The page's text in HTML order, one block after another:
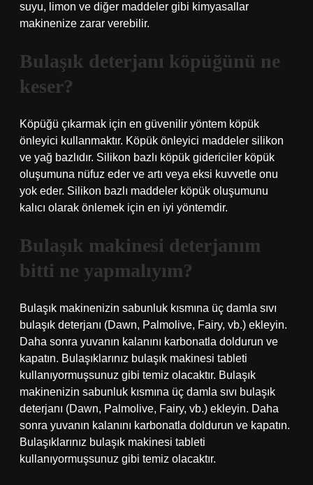
suyu, limon ve diğer maddeler gibi kimyasallar
makinenize zarar verebilir.
Bulaşık deterjanı köpüğünü ne
keser?
Köpüğü çıkarmak için en güvenilir yöntem köpük
önleyici kullanmaktır. Köpük önleyici maddeler silikon
ve yağ bazlıdır. Silikon bazlı köpük gidericiler köpük
oluşumuna nüfuz eder ve artı veya eksi kuvvetle onu
yok eder. Silikon bazlı maddeler köpük oluşumunu
kalıcı olarak önlemek için en iyi yöntemdir.
Bulaşık makinesi deterjanım
bitti ne yapmalıyım?
Bulaşık makinenizin sabunluk kısmına üç damla sıvı
bulaşık deterjanı (Dawn, Palmolive, Fairy, vb.) ekleyin.
Daha sonra yuvanın kalanını karbonatla doldurun ve
kapatın. Bulaşıklarınız bulaşık makinesi tableti
kullanıyormuşsunuz gibi temiz olacaktır. Bulaşık
makinenizin sabunluk kısmına üç damla sıvı bulaşık
deterjanı (Dawn, Palmolive, Fairy, vb.) ekleyin. Daha
sonra yuvanın kalanını karbonatla doldurun ve kapatın.
Bulaşıklarınız bulaşık makinesi tableti
kullanıyormuşsunuz gibi temiz olacaktır.